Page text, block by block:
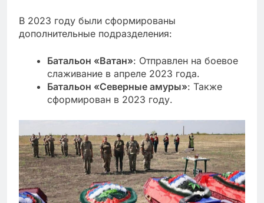
В 2023 году были сформированы
дополнительные подразделения:
Батальон «Ватан»: Отправлен на боевое
слаживание в апреле 2023 года.
Батальон «Северные амуры»: Также
сформирован в 2023 году.